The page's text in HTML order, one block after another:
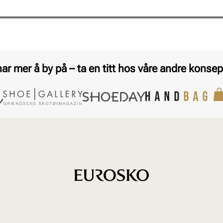
mer å by på – ta en titt hos våre andre